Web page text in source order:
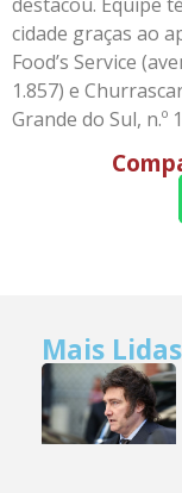
cidade graças ao
Food’s Service
1.857) e
Grande do Sul, n.º
Mais Lidas